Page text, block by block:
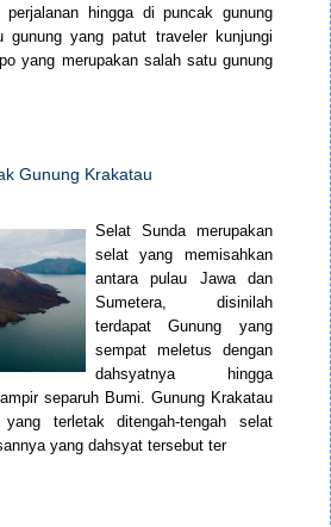
perjalanan hingga di puncak gunung
gunung yang patut traveler kunjungi
yang merupakan salah satu gunung
Gunung Krakatau
Selat Sunda merupakan
selat yang memisahkan
antara pulau Jawa dan
Sumetera, disinilah
terdapat Gunung yang
sempat meletus dengan
dahsyatnya hingga
separuh Bumi. Gunung Krakatau
yang terletak ditengah-tengah selat
yang dahsyat tersebut ter